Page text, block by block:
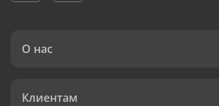
О нас
Клиентам